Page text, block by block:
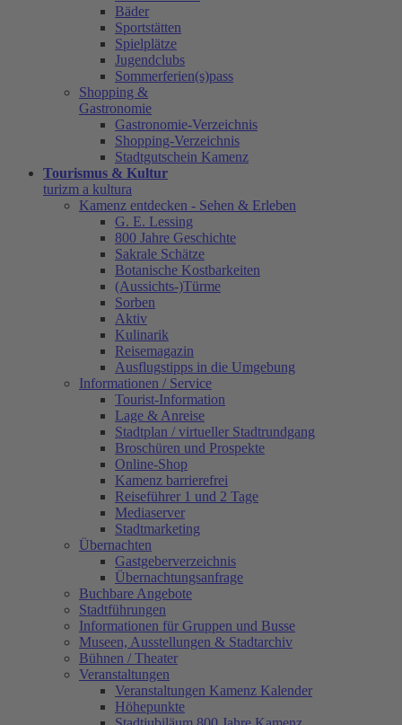
Bäder
Sportstätten
Spielplätze
Jugendclubs
Sommerferien(s)pass
Shopping &
Gastronomie
Gastronomie-Verzeichnis
Shopping-Verzeichnis
Stadtgutschein Kamenz
Tourismus & Kultur
turizm a kultura
Kamenz entdecken - Sehen & Erleben
G. E. Lessing
800 Jahre Geschichte
Sakrale Schätze
Botanische Kostbarkeiten
(Aussichts-)Türme
Sorben
Aktiv
Kulinarik
Reisemagazin
Ausflugstipps in die Umgebung
Informationen / Service
Tourist-Information
Lage & Anreise
Stadtplan / virtueller Stadtrundgang
Broschüren und Prospekte
Online-Shop
Kamenz barrierefrei
Reiseführer 1 und 2 Tage
Mediaserver
Stadtmarketing
Übernachten
Gastgeberverzeichnis
Übernachtungsanfrage
Buchbare Angebote
Stadtführungen
Informationen für Gruppen und Busse
Museen, Ausstellungen & Stadtarchiv
Bühnen / Theater
Veranstaltungen
Veranstaltungen Kamenz Kalender
Höhepunkte